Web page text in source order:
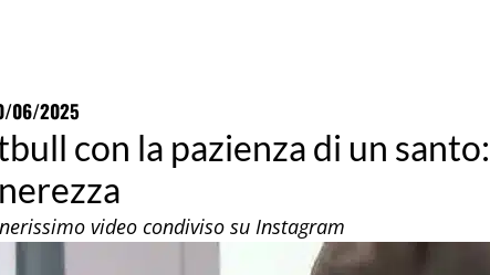
06/2025
con la pazienza di un
video condiviso su Instagram